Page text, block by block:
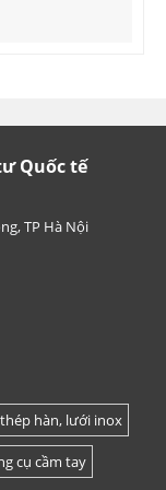
Quốc tế
TP Hà Nội
hàn, lưới inox
cụ cầm tay